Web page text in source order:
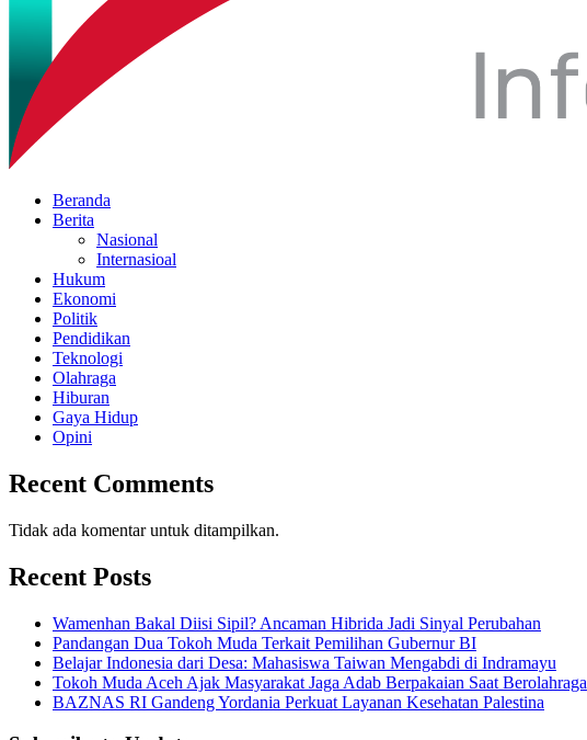
Beranda
Berita
Nasional
Internasioal
Hukum
Ekonomi
Politik
Pendidikan
Teknologi
Olahraga
Hiburan
Gaya Hidup
Opini
Recent Comments
Tidak ada komentar untuk ditampilkan.
Recent Posts
Wamenhan Bakal Diisi Sipil? Ancaman Hibrida Jadi Sinyal Perubahan
Pandangan Dua Tokoh Muda Terkait Pemilihan Gubernur BI
Belajar Indonesia dari Desa: Mahasiswa Taiwan Mengabdi di Indramayu
Tokoh Muda Aceh Ajak Masyarakat Jaga Adab Berpakaian Saat Berolahraga
BAZNAS RI Gandeng Yordania Perkuat Layanan Kesehatan Palestina